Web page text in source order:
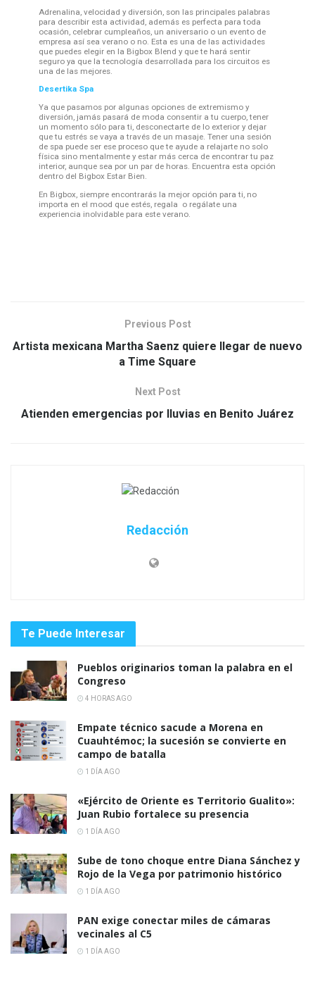
Adrenalina, velocidad y diversión, son las principales palabras
para describir esta actividad, además es perfecta para toda
ocasión, celebrar cumpleaños, un aniversario o un evento de
empresa así sea verano o no. Esta es una de las actividades
que puedes elegir en la Bigbox Blend y que te hará sentir
seguro ya que la tecnología desarrollada para los circuitos es
una de las mejores.
Desertika Spa
Ya que pasamos por algunas opciones de extremismo y
diversión, jamás pasará de moda consentir a tu cuerpo, tener
un momento sólo para ti, desconectarte de lo exterior y dejar
que tu estrés se vaya a través de un masaje. Tener una sesión
de spa puede ser ese proceso que te ayude a relajarte no solo
física sino mentalmente y estar más cerca de encontrar tu paz
interior, aunque sea por un par de horas. Encuentra esta opción
dentro del Bigbox Estar Bien.
En Bigbox, siempre encontrarás la mejor opción para ti, no
importa en el mood que estés, regala o regálate una
experiencia inolvidable para este verano.
Previous Post
Artista mexicana Martha Saenz quiere llegar de nuevo
a Time Square
Next Post
Atienden emergencias por lluvias en Benito Juárez
Redacción
Te Puede Interesar
Pueblos originarios toman la palabra en el
Congreso
4 HORAS AGO
Empate técnico sacude a Morena en
Cuauhtémoc; la sucesión se convierte en
campo de batalla
1 DÍA AGO
«Ejército de Oriente es Territorio Gualito»:
Juan Rubio fortalece su presencia
1 DÍA AGO
Sube de tono choque entre Diana Sánchez y
Rojo de la Vega por patrimonio histórico
1 DÍA AGO
PAN exige conectar miles de cámaras
vecinales al C5
1 DÍA AGO